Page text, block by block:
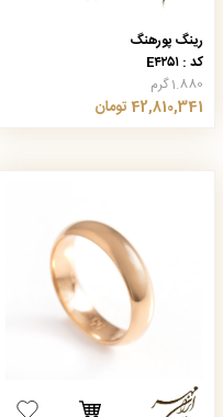
رینگ پورهنگ
کد : E۴۲۵۱
1.880 گرم
42,810,341 تومان